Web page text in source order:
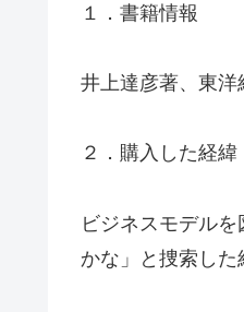
１．書籍情報
井上達彦著、東
２．購入した経緯
ビジネスモデル
かな」と捜索した